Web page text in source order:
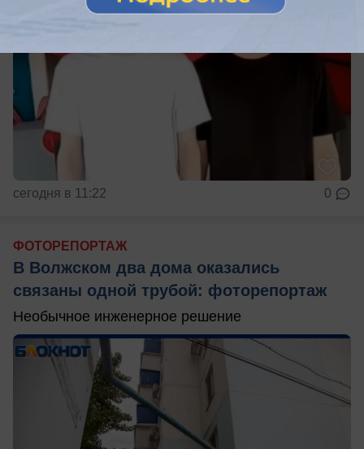
сегодня в 11:22 0
ФОТОРЕПОРТАЖ
В Волжском два дома оказались
связаны одной трубой: фоторепортаж
Необычное инженерное решение